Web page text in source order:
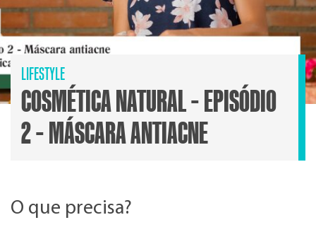
LIFESTYLE
COSMÉTICA NATURAL – EPISÓDIO
2 – MÁSCARA ANTIACNE
O que precisa?